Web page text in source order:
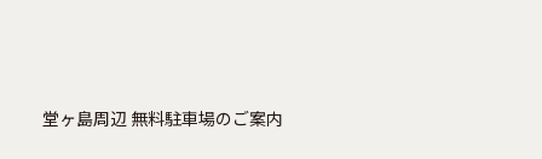
堂ヶ島周辺 無料駐車場のご案内